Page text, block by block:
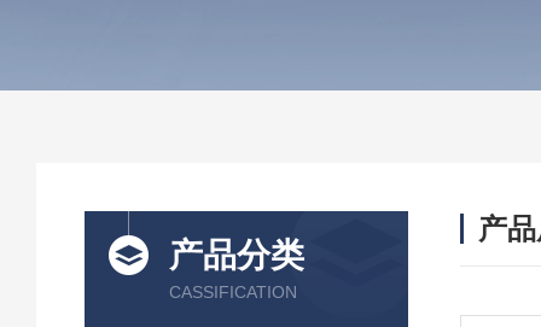
产品分类
CASSIFICATION
产